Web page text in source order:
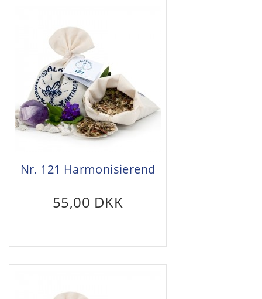
Nr. 121 Harmonisierend
55,00 DKK